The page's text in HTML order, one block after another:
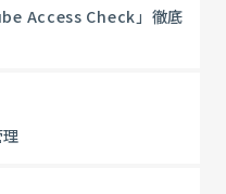
Access Check」徹底